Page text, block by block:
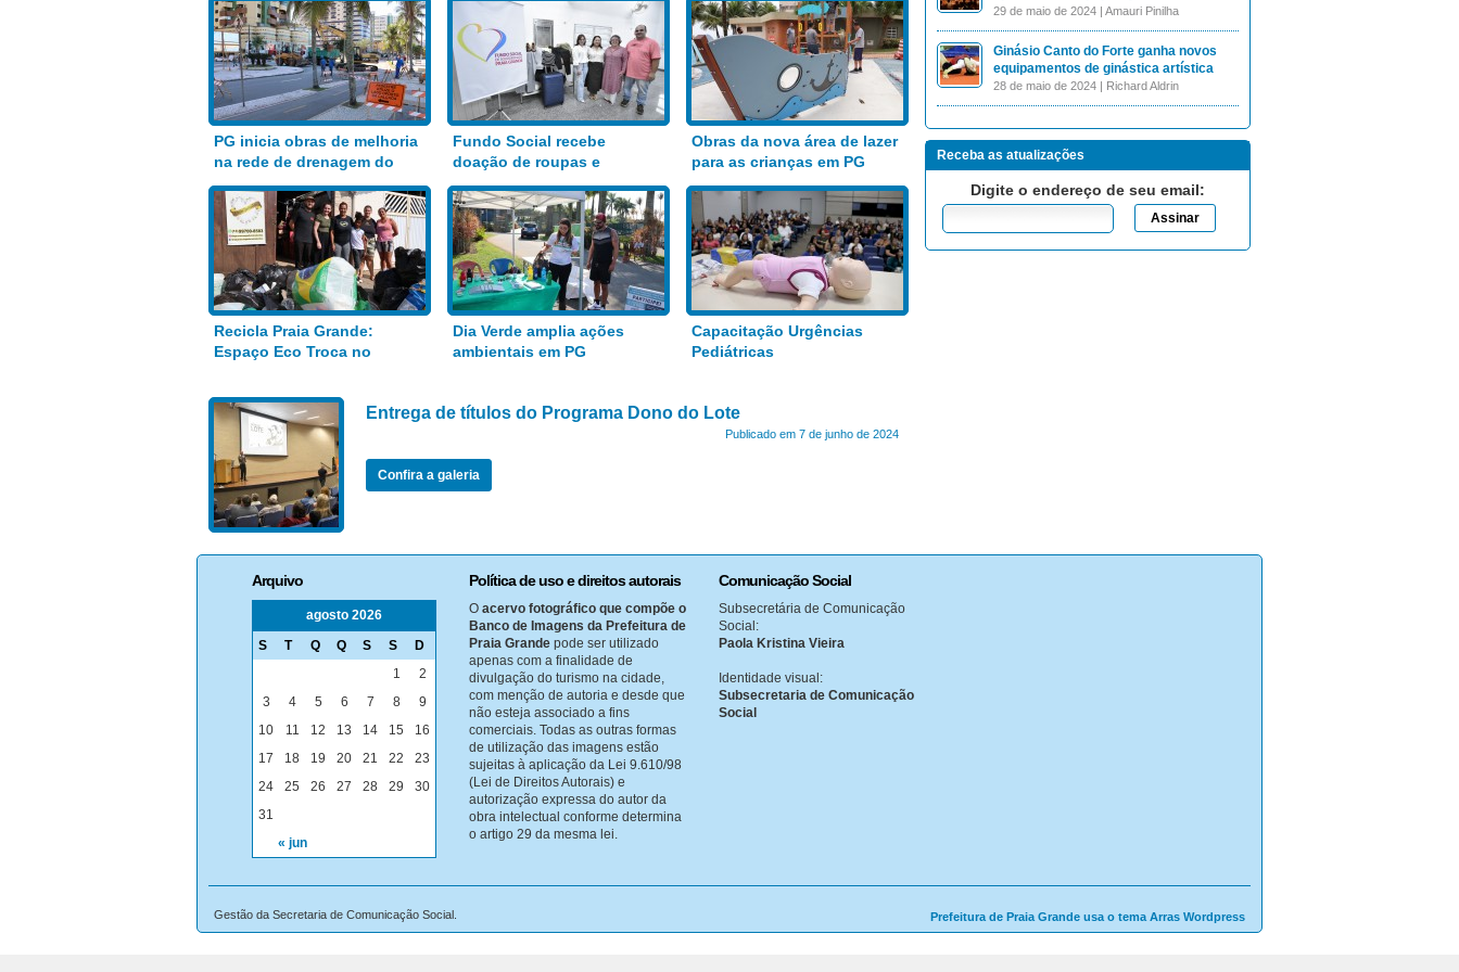
PG inicia obras de melhoria
na rede de drenagem do
Bairro Aviação
Fundo Social recebe
doação de roupas e
alimentos
Obras da nova área de lazer
para as crianças em PG
Recicla Praia Grande:
Espaço Eco Troca no
Dia Verde amplia ações
ambientais em PG
Capacitação Urgências
Pediátricas
Entrega de títulos do Programa Dono do Lote
Publicado em 7 de junho de 2024
Confira a galeria
29 de maio de 2024 | Amauri Pinilha
Ginásio Canto do Forte ganha novos
equipamentos de ginástica artística
28 de maio de 2024 | Richard Aldrin
Receba as atualizações
Digite o endereço de seu email:
Arquivo
agosto 2026
S
T Q Q S S D
« jun
1
2
3
4 5 6 7 8
9
10
11 12 13 14 15
16
17
18 19 20 21 22
23
24
25 26 27 28 29
30
31
Política de uso e direitos autorais
O acervo fotográfico que compõe o
Banco de Imagens da Prefeitura de
Praia Grande pode ser utilizado
apenas com a finalidade de
divulgação do turismo na cidade,
com menção de autoria e desde que
não esteja associado a fins
comerciais. Todas as outras formas
de utilização das imagens estão
sujeitas à aplicação da Lei 9.610/98
(Lei de Direitos Autorais) e
autorização expressa do autor da
obra intelectual conforme determina
o artigo 29 da mesma lei.
Comunicação Social
Subsecretária de Comunicação
Social:
Paola Kristina Vieira
Identidade visual:
Subsecretaria de Comunicação
Social
Prefeitura de Praia Grande usa o tema Arras Wordpress
Gestão da Secretaria de Comunicação Social.